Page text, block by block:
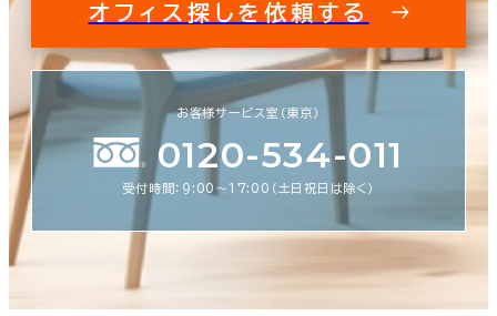
オフィス探しを依頼する
お客様サービス室（東京）
0120-534-011
受付時間：9:00〜17:00（土日祝日は除く）